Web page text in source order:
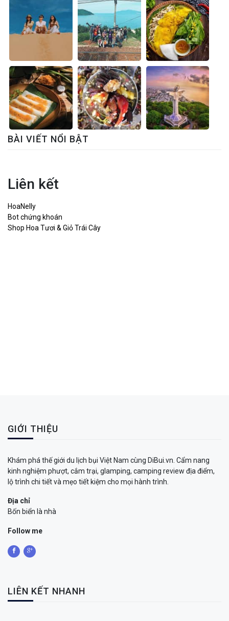
BÀI VIẾT NỔI BẬT
Liên kết
HoaNelly
Bot chứng khoán
Shop Hoa Tươi & Giỏ Trái Cây
GIỚI THIỆU
Khám phá thế giới du lịch bụi Việt Nam cùng DiBui.vn. Cẩm nang
kinh nghiệm phượt, cắm trại, glamping, camping review địa điểm,
lộ trình chi tiết và mẹo tiết kiệm cho mọi hành trình.
Địa chỉ
Bốn biển là nhà
Follow me
LIÊN KẾT NHANH